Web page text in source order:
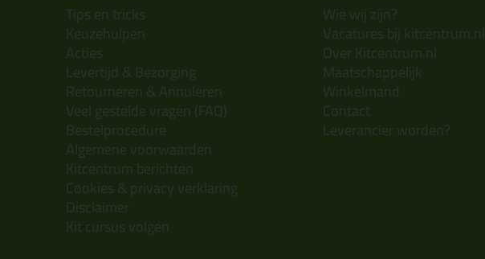
Tips en tricks
Keuzehulpen
Acties
Levertijd & Bezorging
Retourneren & Annuleren
Veel gestelde vragen (FAQ)
Bestelprocedure
Algemene voorwaarden
Kitcentrum berichten
Cookies & privacy verklaring
Disclaimer
Kit cursus volgen
Wie wij zijn?
Vacatures bij kitcentrum.nl
Over Kitcentrum.nl
Maatschappelijk
Winkelmand
Contact
Leverancier worden?